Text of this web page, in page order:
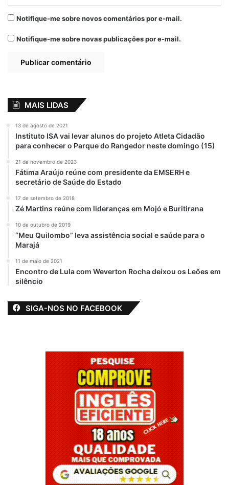
Notifique-me sobre novos comentários por e-mail.
Notifique-me sobre novas publicações por e-mail.
MAIS LIDAS
13 de agosto de 2021
Instituto ISA vai levar alunos do projeto Atleta Cidadão
para conhecer o Parque do Rangedor neste domingo (15)
21 de novembro de 2023
Fátima Araújo reúne com presidente da EMSERH e
secretário de Saúde do Estado
17 de setembro de 2018
Zé Martins reúne com lideranças em Mojó e Buritirana
10 de outubro de 2019
“Meu Quilombo” leva assistência social e saúde para o
Marajá
11 de maio de 2021
Encontro de Lula com Weverton Rocha deixou os Leões em
silêncio
SIGA-NOS NO FACEBOOK